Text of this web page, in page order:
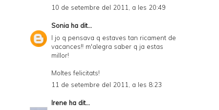
10 de setembre del 2011, a les 20:49
Sonia ha dit...
I jo q pensava q estaves tan ricament de
vacances!! m'alegra saber q ja estas
millor!
Moltes felicitats!
11 de setembre del 2011, a les 8:23
Irene ha dit...